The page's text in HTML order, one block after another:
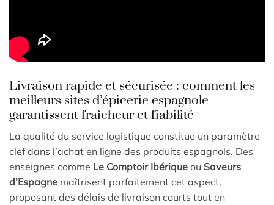
Livraison rapide et sécurisée : comment les
meilleurs sites d’épicerie espagnole
garantissent fraîcheur et fiabilité
La qualité du service logistique constitue un paramètre
clef dans l’achat en ligne des produits espagnols. Des
enseignes comme Le Comptoir Ibérique ou Saveurs
d’Espagne maîtrisent parfaitement cet aspect,
proposant des délais de livraison courts tout en